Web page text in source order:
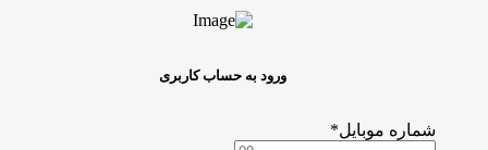
ورود به حساب کاربری
شماره موبایل*